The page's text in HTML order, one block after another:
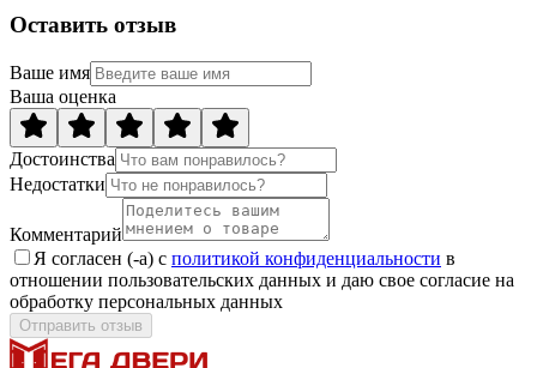
Оставить отзыв
Ваше имя
Ваша оценка
Достоинства
Недостатки
Комментарий
Я согласен (-а) с политикой конфиденциальности в
отношении пользовательских данных и даю свое согласие на
обработку персональных данных
Отправить отзыв